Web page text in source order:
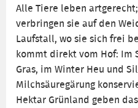
Alle Tiere leben
verbringen sie auf den
Laufstall, wo sie sich frei
kommt direkt vom Hof: Im
Gras, im Winter Heu und
Milchsäuregärung
Hektar Grünland geben